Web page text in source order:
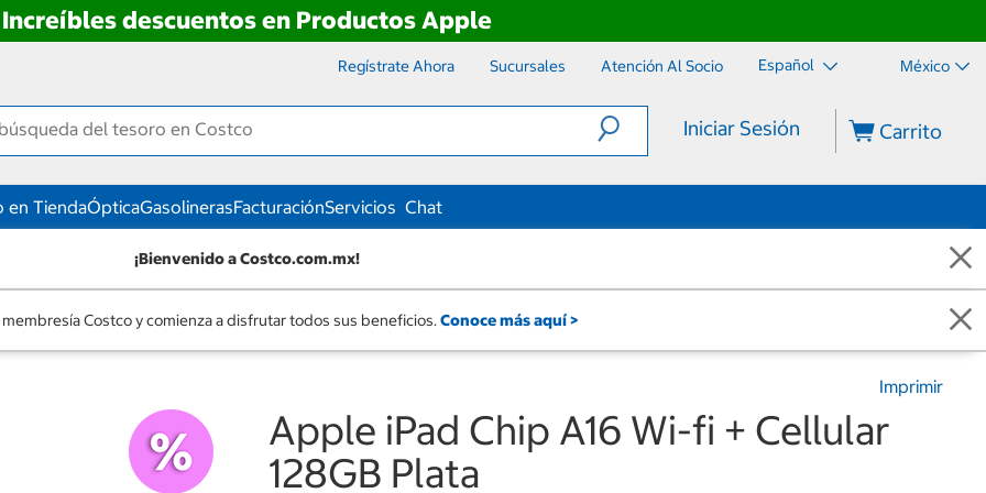
Increíbles descuentos en Productos Apple
Regístrate Ahora Sucursales Atención Al Socio Español México
Iniciar Sesión Carrito
en TiendaÓpticaGasolinerasFacturaciónServicios Chat
¡Bienvenido a Costco.com.mx!
Costco y comienza a disfrutar todos sus beneficios. Conoce más aquí >
Imprimir
Apple iPad Chip A16 Wi-fi + Cellular
128GB Plata